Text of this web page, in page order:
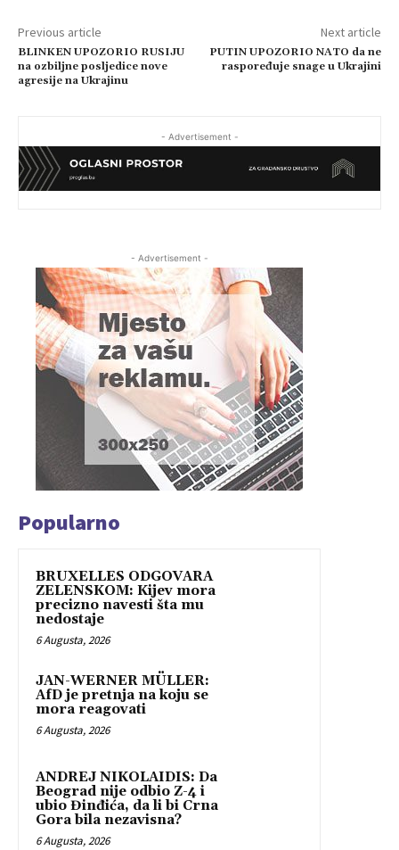
Previous article
BLINKEN UPOZORIO RUSIJU
na ozbiljne posljedice nove
agresije na Ukrajinu
Next article
PUTIN UPOZORIO NATO da ne
raspoređuje snage u Ukrajini
- Advertisement -
- Advertisement -
Popularno
BRUXELLES ODGOVARA
ZELENSKOM: Kijev mora
precizno navesti šta mu
nedostaje
6 Augusta, 2026
JAN-WERNER MÜLLER:
AfD je pretnja na koju se
mora reagovati
6 Augusta, 2026
ANDREJ NIKOLAIDIS: Da
Beograd nije odbio Z-4 i
ubio Đinđića, da li bi Crna
Gora bila nezavisna?
6 Augusta, 2026